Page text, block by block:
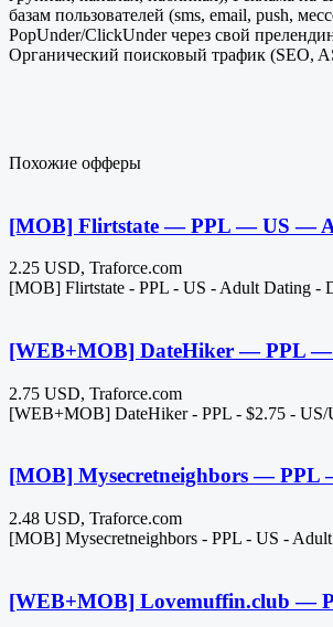
базам пользователей (sms, email, push,
PopUnder/ClickUnder через свой
Органический поисковый трафик (SEO,
Похожие офферы
[MOB] Flirtstate — PPL — US —
2.25 USD, Traforce.com
[MOB] Flirtstate - PPL - US - Adult Dating -
[WEB+MOB] DateHiker — PPL
2.75 USD, Traforce.com
[WEB+MOB] DateHiker - PPL - $2.75 -
[MOB] Mysecretneighbors —
2.48 USD, Traforce.com
[MOB] Mysecretneighbors - PPL - US -
[WEB+MOB] Lovemuffin.club —